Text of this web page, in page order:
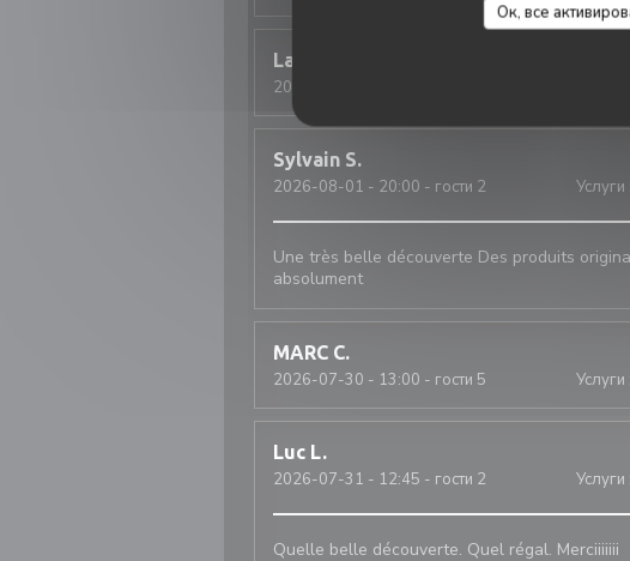
Ок, все
Laurent
2026-08-01
Sylvain S
2026-08-01 - 20:00 - гости 2 Услуги
Une très belle découverte Des produits
absolument
MARC C
2026-07-30 - 13:00 - гости 5 Услуги
Luc L
2026-07-31 - 12:45 - гости 2 Услуги
Quelle belle découverte. Quel régal. Merciiiiiii